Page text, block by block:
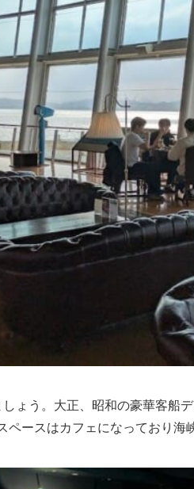
ょう。大正、昭和の豪華客船
ペースはカフェになっており海